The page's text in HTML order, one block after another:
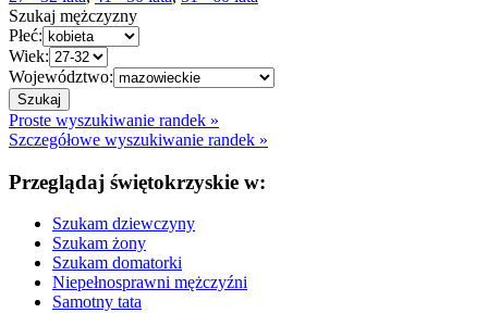
Szukaj mężczyzny
Płeć:
Wiek:
Województwo:
Proste wyszukiwanie randek »
Szczegółowe wyszukiwanie randek »
Przeglądaj świętokrzyskie w:
Szukam dziewczyny
Szukam żony
Szukam domatorki
Niepełnosprawni mężczyźni
Samotny tata